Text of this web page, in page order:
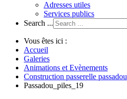
Adresses utiles
Services publics
Search ...
Vous êtes ici :
Accueil
Galeries
Animations et Evènements
Construction passerelle passadou
Passadou_piles_19